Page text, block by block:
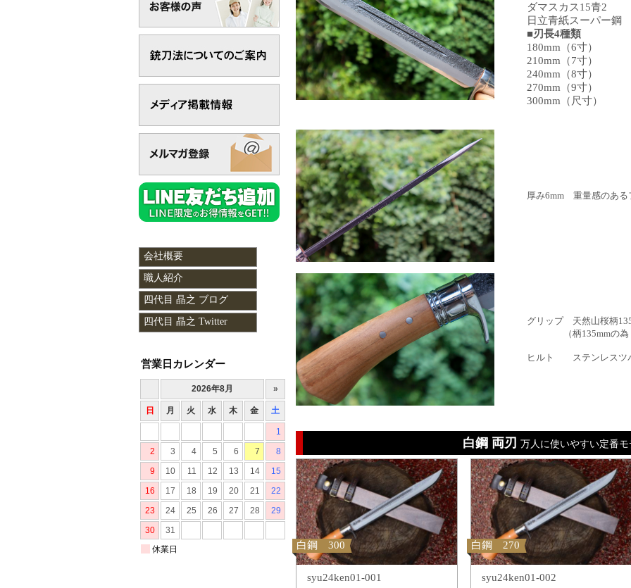
ダマスカス15青2
日立青紙スーパー鋼
■刃長4種類
180mm（6寸）
210mm（7寸）
240mm（8寸）
270mm（9寸）
300mm（尺寸）
厚み6mm 重量感のある
グリップ 天然山桜柄
（柄135mmの為
ヒルト ステンレスツ
白鋼 両刃 万人に使いやすい定番モ
白鋼 300
syu24ken01-001
白鋼 270
syu24ken01-002
会社概要
職人紹介
四代目 晶之 ブログ
四代目 晶之 Twitter
営業日カレンダー